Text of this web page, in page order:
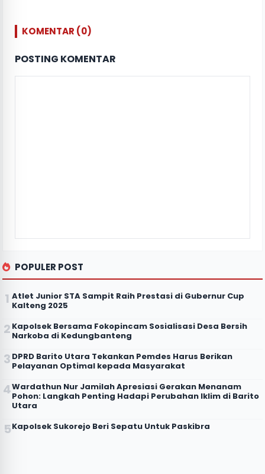
KOMENTAR (0)
POSTING KOMENTAR
POPULER POST
Atlet Junior STA Sampit Raih Prestasi di Gubernur Cup
Kalteng 2025
Kapolsek Bersama Fokopincam Sosialisasi Desa Bersih
Narkoba di Kedungbanteng
DPRD Barito Utara Tekankan Pemdes Harus Berikan
Pelayanan Optimal kepada Masyarakat
Wardathun Nur Jamilah Apresiasi Gerakan Menanam
Pohon: Langkah Penting Hadapi Perubahan Iklim di Barito
Utara
Kapolsek Sukorejo Beri Sepatu Untuk Paskibra